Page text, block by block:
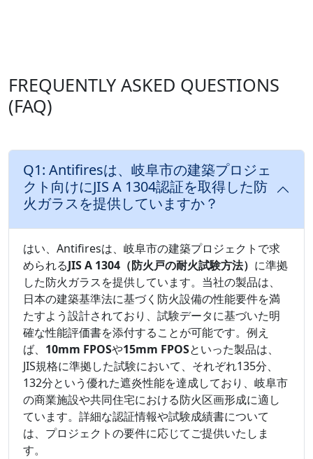
FREQUENTLY ASKED QUESTIONS
(FAQ)
Q1: Antifiresは、岐阜市の建築プロジェ
クト向けにJIS A 1304認証を取得した防
火ガラスを提供していますか？
はい、Antifiresは、岐阜市の建築プロジェクトで求
められるJIS A 1304（防火戸の耐火試験方法） に準拠
した防火ガラスを提供しています。当社の製品は、
日本の建築基準法に基づく防火設備の性能要件を満
たすよう設計されており、試験データに基づいた明
確な性能評価書を添付することが可能です。例え
ば、 10mm FPOSや15mm FPOSといった製品は、
JIS規格に準拠した試験において、それぞれ135分、
132分という優れた遮炎性能を達成しており、岐阜市
の商業施設や共同住宅における防火区画形成に適し
ています。詳細な認証情報や試験成績書について
は、プロジェクトの要件に応じてご提供いたしま
す。